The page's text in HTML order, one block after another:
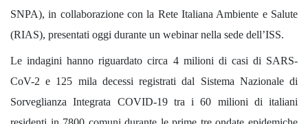
SNPA), in collaborazione con la Rete Italiana Ambiente e Salute
(RIAS), presentati oggi durante un webinar nella sede dell’ISS.
Le indagini hanno riguardato circa 4 milioni di casi di SARS-
CoV-2 e 125 mila decessi registrati dal Sistema Nazionale di
Sorveglianza Integrata COVID-19 tra i 60 milioni di italiani